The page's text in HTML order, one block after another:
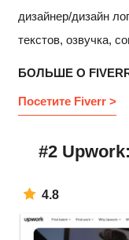
дизайнер/дизайн
текстов, озвучка,
БОЛЬШЕ О
Посетите Fiverr >
#2
4.8